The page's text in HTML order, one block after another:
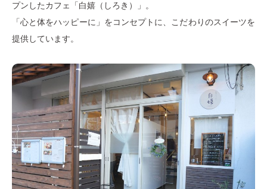
プンしたカフェ「白嬉（しろき）」。
「心と体をハッピーに」をコンセプトに、こだわりのスイーツを
提供しています。